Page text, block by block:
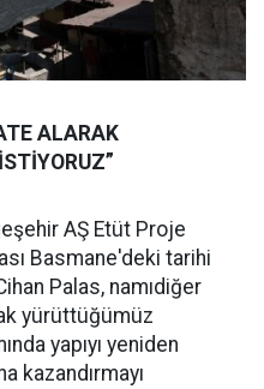
ALARAK
AŞ Etüt Proje
Basmane'deki tarihi
Palas, namıdiğer
yürüttüğümüz
yapıyı yeniden
kazandırmayı